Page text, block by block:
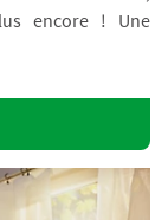
encore ! Une